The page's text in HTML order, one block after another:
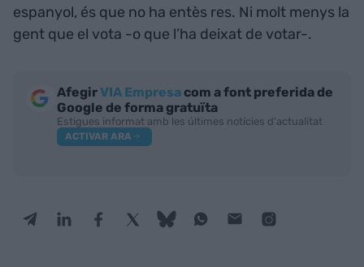
espanyol, és que no ha entès res. Ni molt menys la
gent que el vota -o que l’ha deixat de votar-.
AfegirVIA Empresa com a font preferida de
Google de forma gratuïta
Estigues informat amb les últimes notícies d'actualitat
ACTIVAR ARA